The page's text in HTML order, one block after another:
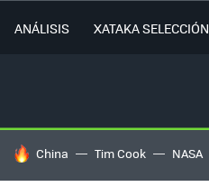
ANÁLISIS XATAKA SELECCIÓN
HOY SE HABLA DE
China Tim Cook NASA